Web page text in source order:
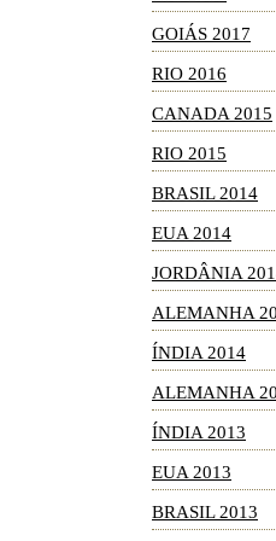
GOIÁS 2017
RIO 2016
CANADA 2015
RIO 2015
BRASIL 2014
EUA 2014
JORDÂNIA
ALEMANHA
ÍNDIA 2014
ALEMANHA
ÍNDIA 2013
EUA 2013
BRASIL 2013